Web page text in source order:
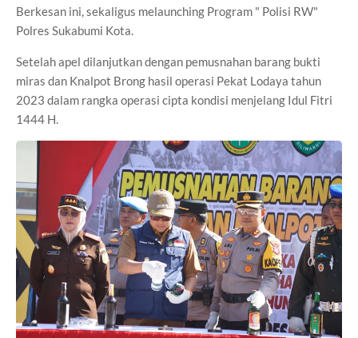
Berkesan ini, sekaligus melaunching Program " Polisi RW"
Polres Sukabumi Kota.
Setelah apel dilanjutkan dengan pemusnahan barang bukti
miras dan Knalpot Brong hasil operasi Pekat Lodaya tahun
2023 dalam rangka operasi cipta kondisi menjelang Idul Fitri
1444 H.